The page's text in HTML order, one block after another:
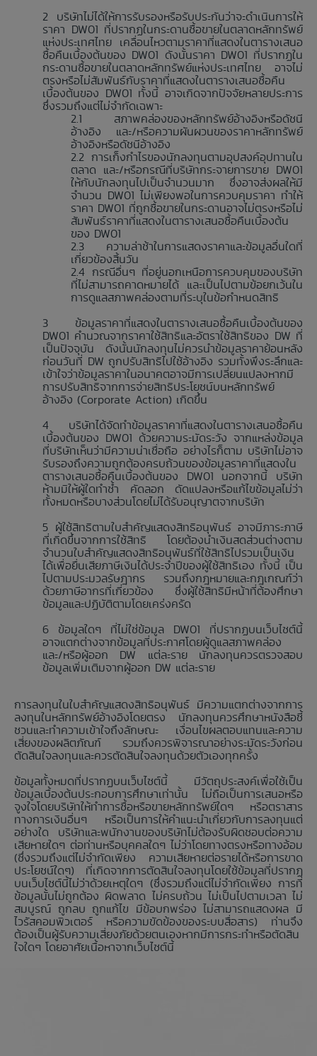
บริษัทไม่ได้ให้การรับรองหรือรับประกันว่าจะดำเนินการให้
ราคา DW01 ที่ปรากฏในกระดานซื้อขายในตลาดหลักทรัพย์
แห่งประเทศไทย เคลื่อนไหวตามราคาที่แสดงในตารางเสนอ
ซื้อคืนเบื้องต้นของ DW01 ดังนั้นราคา DW01 ที่ปรากฏใน
กระดานซื้อขายในตลาดหลักทรัพย์แห่งประเทศไทย อาจไม่
ตรงหรือไม่สัมพันธ์กับราคาที่แสดงในตารางเสนอซื้อคืน
เบื้องต้นของ DW01 ทั้งนี้ อาจเกิดจากปัจจัยหลายประการ
ซึ่งรวมถึงแต่ไม่จำกัดเฉพาะ
สภาพคล่องของหลักทรัพย์อ้างอิงหรือดัชนี
อ้างอิง และ/หรือความผันผวนของราคาหลักทรัพย์
อ้างอิงหรือดัชนีอ้างอิง
การเก็งกำไรของนักลงทุนตามอุปสงค์อุปทานใน
ตลาด และ/หรือกรณีที่บริษัทกระจายการขาย DW01
ให้กับนักลงทุนไปเป็นจำนวนมาก ซึ่งอาจส่งผลให้มี
จำนวน DW01 ไม่เพียงพอในการควบคุมราคา ทำให้
ราคา DW01 ที่ถูกซื้อขายในกระดานอาจไม่ตรงหรือไม่
สัมพันธ์ราคาที่แสดงในตารางเสนอซื้อคืนเบื้องต้น
ของ DW01
ความล่าช้าในการแสดงราคาและข้อมูลอื่นใดที่
เกี่ยวข้องสิ้นวัน
กรณีอื่นๆ ที่อยู่นอกเหนือการควบคุมของบริษัท
ที่ไม่สามารถคาดหมายได้ และเป็นไปตามข้อยกเว้นใน
การดูแลสภาพคล่องตามที่ระบุในข้อกำหนดสิทธิ
ข้อมูลราคาที่แสดงในตารางเสนอซื้อคืนเบื้องต้นของ
DW01 คำนวณจากราคาใช้สิทธิและอัตราใช้สิทธิของ DW ที่
เป็นปัจจุบัน ดังนั้นนักลงทุนไม่ควรนำข้อมูลราคาย้อนหลัง
ก่อนวันที่ DW ถูกปรับสิทธิไปใช้อ้างอิง รวมทั้งพึงระลึกและ
เข้าใจว่าข้อมูลราคาในอนาคตอาจมีการเปลี่ยนแปลงหากมี
การปรับสิทธิจากการจ่ายสิทธิประโยชน์บนหลักทรัพย์
อ้างอิง (Corporate Action) เกิดขึ้น
บริษัทได้จัดทำข้อมูลราคาที่แสดงในตารางเสนอซื้อคืน
เบื้องต้นของ DW01 ด้วยความระมัดระวัง จากแหล่งข้อมูล
ที่บริษัทเห็นว่ามีความน่าเชื่อถือ อย่างไรก็ตาม บริษัทไม่อาจ
รับรองถึงความถูกต้องครบถ้วนของข้อมูลราคาที่แสดงใน
ตารางเสนอซื้อคืนเบื้องต้นของ DW01 นอกจากนี้ บริษัท
ห้ามมิให้ผู้ใดทำซ้ำ คัดลอก ดัดแปลงหรือแก้ไขข้อมูลไม่ว่า
ทั้งหมดหรือบางส่วนโดยไม่ได้รับอนุญาตจากบริษัท
ผู้ใช้สิทธิตามใบสำคัญแสดงสิทธิอนุพันธ์ อาจมีภาระภาษี
ที่เกิดขึ้นจากการใช้สิทธิ โดยต้องนำเงินสดส่วนต่างตาม
จำนวนใบสำคัญแสดงสิทธิอนุพันธ์ที่ใช้สิทธิไปรวมเป็นเงิน
ได้เพื่อยื่นเสียภาษีเงินได้ประจำปีของผู้ใช้สิทธิเอง ทั้งนี้ เป็น
ไปตามประมวลรัษฎากร รวมถึงกฎหมายและกฎเกณฑ์ว่า
ด้วยภาษีอากรที่เกี่ยวข้อง ซึ่งผู้ใช้สิทธิมีหน้าที่ต้องศึกษา
ข้อมูลและปฏิบัติตามโดยเคร่งครัด
ข้อมูลใดๆ ที่ไม่ใช่ข้อมูล DW01 ที่ปรากฏบนเว็บไซต์นี้
อาจแตกต่างจากข้อมูลที่ประกาศโดยผู้ดูแลสภาพคล่อง
และ/หรือผู้ออก DW แต่ละราย นักลงทุนควรตรวจสอบ
ข้อมูลเพิ่มเติมจากผู้ออก DW แต่ละราย
การลงทุนในใบสำคัญแสดงสิทธิอนุพันธ์ มีความแตกต่างจากการ
ลงทุนในหลักทรัพย์อ้างอิงโดยตรง นักลงทุนควรศึกษาหนังสือชี้
ชวนและทำความเข้าใจถึงลักษณะ เงื่อนไขผลตอบแทนและความ
เสี่ยงของผลิตภัณฑ์ รวมถึงควรพิจารณาอย่างระมัดระวังก่อน
ตัดสินใจลงทุนและควรตัดสินใจลงทุนด้วยตัวเองทุกครั้ง
ข้อมูลทั้งหมดที่ปรากฏบนเว็บไซต์นี้ มีวัตถุประสงค์เพื่อใช้เป็น
ข้อมูลเบื้องต้นประกอบการศึกษาเท่านั้น ไม่ถือเป็นการเสนอหรือ
จูงใจโดยบริษัทให้ทำการซื้อหรือขายหลักทรัพย์ใดๆ หรือตราสาร
ทางการเงินอื่นๆ หรือเป็นการให้คำแนะนำเกี่ยวกับการลงทุนแต่
อย่างใด บริษัทและพนักงานของบริษัทไม่ต้องรับผิดชอบต่อความ
เสียหายใดๆ ต่อท่านหรือบุคคลใดๆ ไม่ว่าโดยทางตรงหรือทางอ้อม
(ซึ่งรวมถึงแต่ไม่จำกัดเพียง ความเสียหายต่อรายได้หรือการขาด
ประโยชน์ใดๆ) ที่เกิดจากการตัดสินใจลงทุนโดยใช้ข้อมูลที่ปรากฏ
บนเว็บไซต์นี้ไม่ว่าด้วยเหตุใดๆ (ซึ่งรวมถึงแต่ไม่จำกัดเพียง การที่
ข้อมูลนั้นไม่ถูกต้อง ผิดพลาด ไม่ครบถ้วน ไม่เป็นไปตามเวลา ไม่
สมบูรณ์ ถูกลบ ถูกแก้ไข มีข้อบกพร่อง ไม่สามารถแสดงผล มี
ไวรัสคอมพิวเตอร์ หรือความขัดข้องของระบบสื่อสาร) ท่านจึง
ต้องเป็นผู้รับความเสี่ยงภัยด้วยตนเองหากมีการกระทำหรือตัดสิน
ใจใดๆ โดยอาศัยเนื้อหาจากเว็บไซต์นี้